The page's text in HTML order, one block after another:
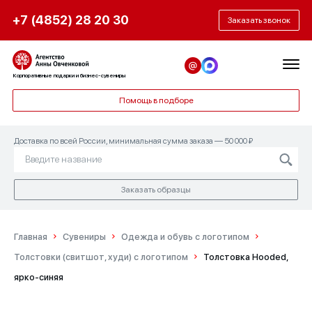
+7 (4852) 28 20 30 Заказать звонок
Корпоративные подарки и бизнес-сувениры
Помощь в подборе
Доставка по всей России, минимальная сумма заказа — 50 000 ₽
Заказать образцы
Главная Сувениры
Одежда и обувь с логотипом
Толстовки (свитшот, худи) с логотипом
Толстовка Hooded,
ярко-синяя